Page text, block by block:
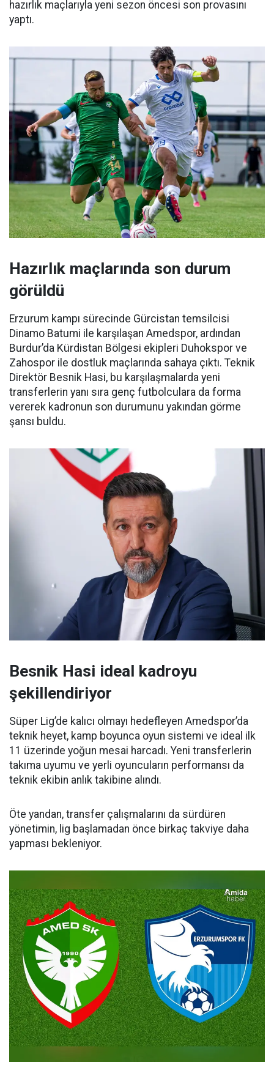
hazırlık maçlarıyla yeni sezon öncesi son provasını
yaptı.
Hazırlık maçlarında son durum
görüldü
Erzurum kampı sürecinde Gürcistan temsilcisi
Dinamo Batumi ile karşılaşan Amedspor, ardından
Burdur’da Kürdistan Bölgesi ekipleri Duhokspor ve
Zahospor ile dostluk maçlarında sahaya çıktı. Teknik
Direktör Besnik Hasi, bu karşılaşmalarda yeni
transferlerin yanı sıra genç futbolculara da forma
vererek kadronun son durumunu yakından görme
şansı buldu.
Besnik Hasi ideal kadroyu
şekillendiriyor
Süper Lig’de kalıcı olmayı hedefleyen Amedspor’da
teknik heyet, kamp boyunca oyun sistemi ve ideal ilk
11 üzerinde yoğun mesai harcadı. Yeni transferlerin
takıma uyumu ve yerli oyuncuların performansı da
teknik ekibin anlık takibine alındı.
Öte yandan, transfer çalışmalarını da sürdüren
yönetimin, lig başlamadan önce birkaç takviye daha
yapması bekleniyor.